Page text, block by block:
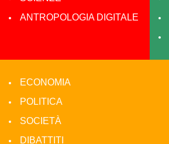
ANTROPOLOGIA DIGITALE
ECONOMIA
POLITICA
SOCIETÀ
DIBATTITI